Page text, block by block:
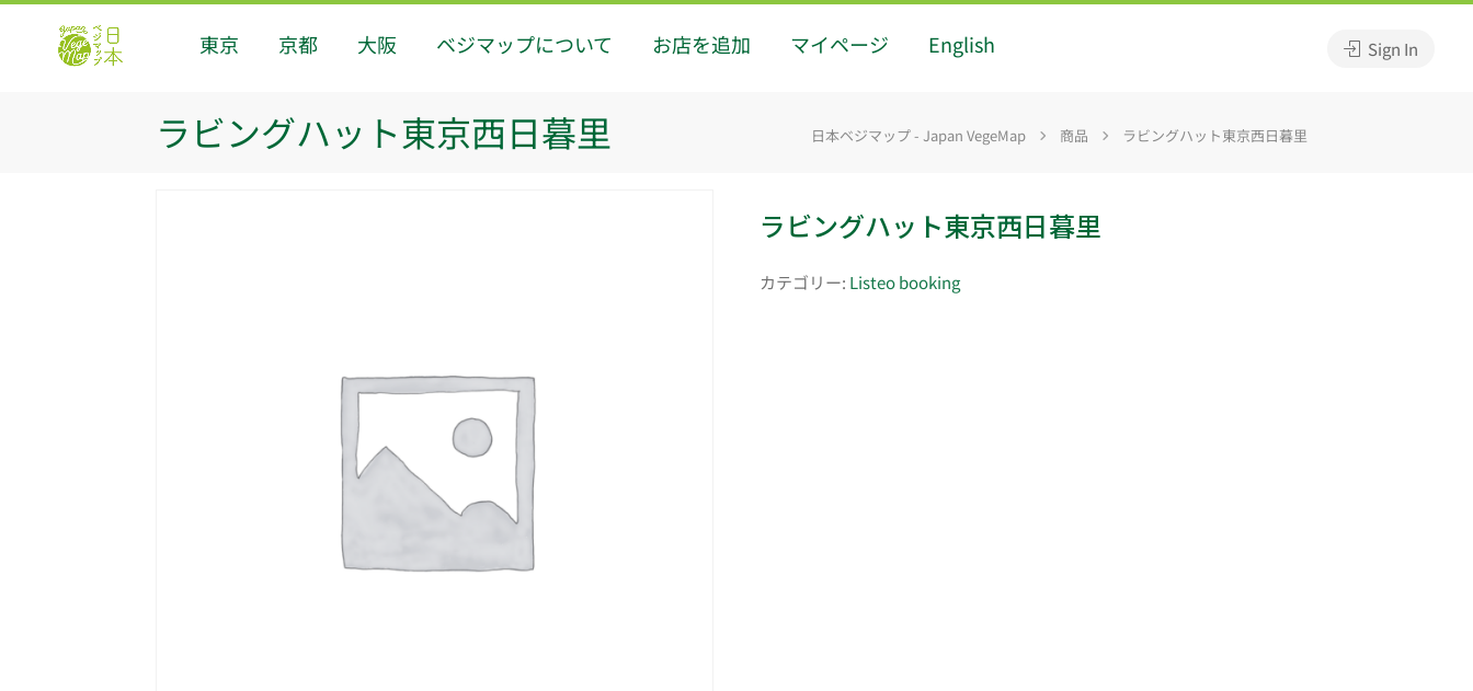
東京 京都 大阪 ベジマップについて お店を追加 マイページ English Sign In
ラビングハット東京西日暮里 日本ベジマップ - Japan VegeMap 商品 ラビングハット東京西日暮里
ラビングハット東京西日暮里
カテゴリー: Listeo booking